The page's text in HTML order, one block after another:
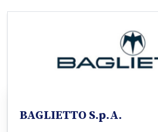
BAGLIETTO S.p.A.